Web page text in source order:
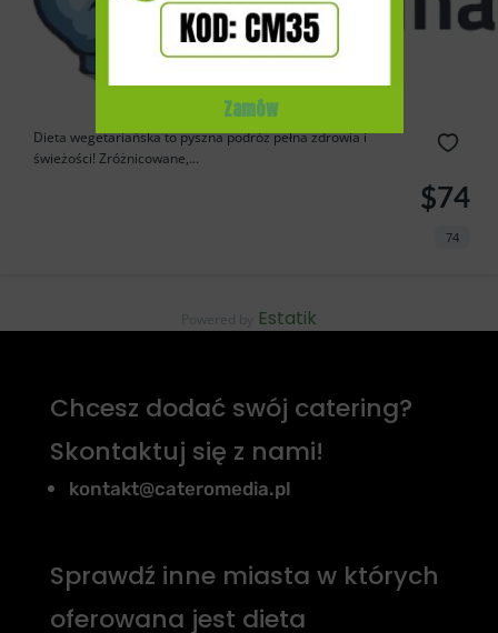
Dieta wegetariańska to pyszna podróż pełna zdrowia i
świeżości! Zróżnicowane,...
$74
74
Powered by Estatik
Chcesz dodać swój catering?
Skontaktuj się z nami!
kontakt@cateromedia.pl
Sprawdź inne miasta w których
oferowana jest dieta
Zamów